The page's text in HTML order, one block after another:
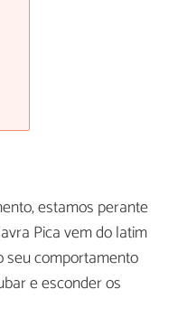
estamos perante
Pica vem do latim
seu comportamento
e esconder os